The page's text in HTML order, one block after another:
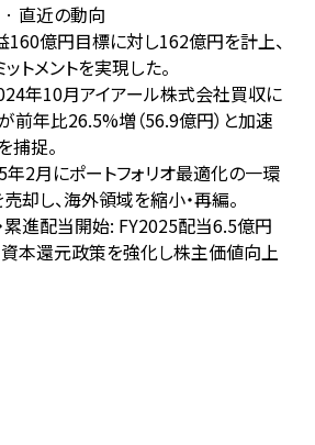
直近の動向
億円目標に対し162億円を計上、
トメントを実現した。
年10月アイアール株式会社買収に
前年比26.5%増（56.9億円）と加速
捕捉。
2月にポートフォリオ最適化の一環
却し、海外領域を縮小・再編。
累進配当開始: FY2025配当6.5億円
資本還元政策を強化し株主価値向上